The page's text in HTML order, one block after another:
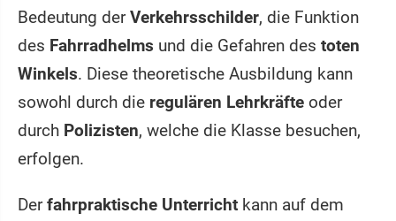
Bedeutung derVerkehrsschilder, die Funktion
des Fahrradhelms und die Gefahren des toten
Winkels. Diese theoretische Ausbildung kann
sowohl durch die regulären Lehrkräfte oder
durch Polizisten, welche die Klasse besuchen,
erfolgen.
Derfahrpraktische Unterricht kann auf dem